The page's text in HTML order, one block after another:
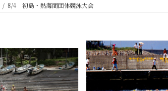
8/4 初島・熱海間団体競泳大会